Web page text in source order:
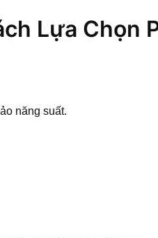
Lựa Chọn
năng suất.